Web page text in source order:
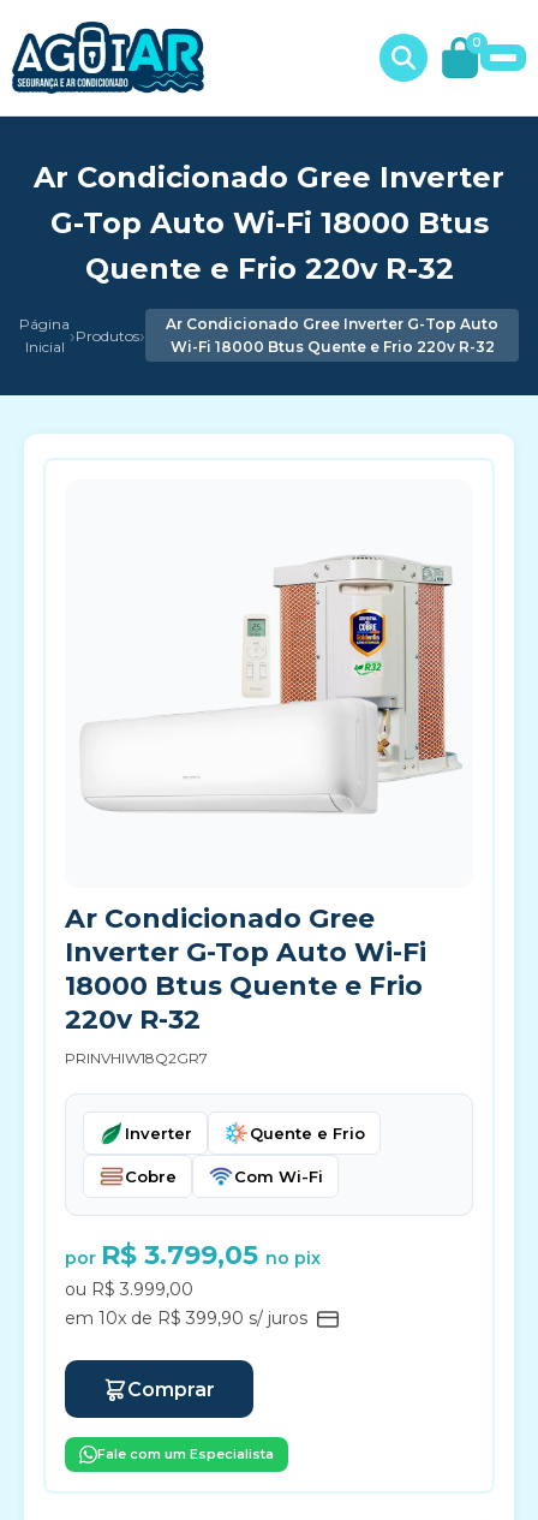
0
Ar Condicionado Gree Inverter
G-Top Auto Wi-Fi 18000 Btus
Quente e Frio 220v R-32
Página
Inicial ›Produtos›
Ar Condicionado Gree Inverter G-Top Auto
Wi-Fi 18000 Btus Quente e Frio 220v R-32
Ar Condicionado Gree
Inverter G-Top Auto Wi-Fi
18000 Btus Quente e Frio
220v R-32
PRINVHIW18Q2GR7
Inverter Quente e Frio
Cobre Com Wi-Fi
por R$ 3.799,05 no pix
ou R$ 3.999,00
em 10x de R$ 399,90 s/ juros
Comprar
Fale com um Especialista